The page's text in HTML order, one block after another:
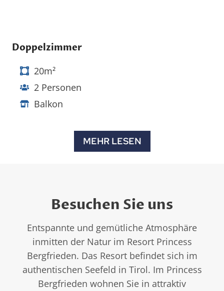
Doppelzimmer
20m²
2 Personen
Balkon
MEHR LESEN
Besuchen Sie uns
Entspannte und gemütliche Atmosphäre
inmitten der Natur im Resort Princess
Bergfrieden. Das Resort befindet sich im
authentischen Seefeld in Tirol. Im Princess
Bergfrieden wohnen Sie in attraktiv